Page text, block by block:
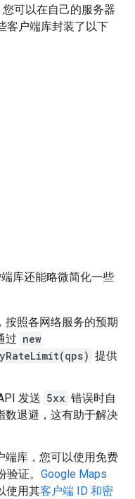
可以在自己的服务器
客户端库封装了以下
库还能略微简化一些
按照各网络服务的预期
过 new
提供
发送 5xx 错误时自
数退避，这有助于解决
端库，您可以使用免费
证。 Google Maps
使用其客户端 ID 和密